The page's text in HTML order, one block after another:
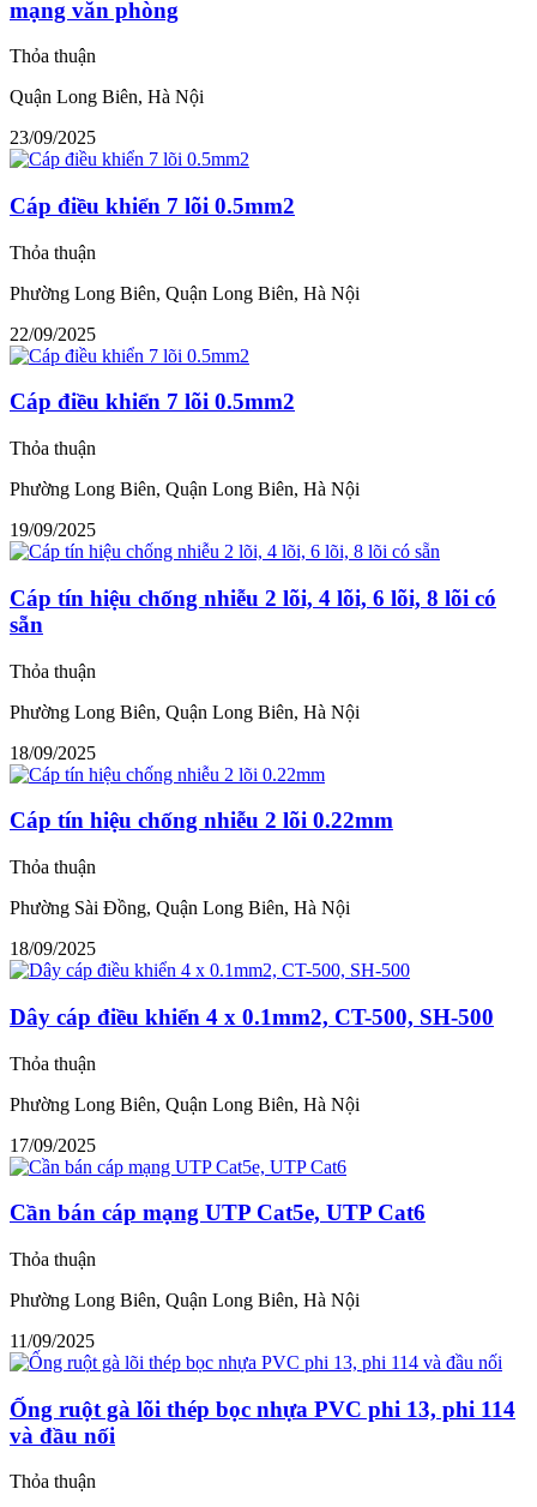
mạng văn phòng
Thỏa thuận
Quận Long Biên, Hà Nội
23/09/2025
Cáp điều khiển 7 lõi 0.5mm2
Thỏa thuận
Phường Long Biên, Quận Long Biên, Hà Nội
22/09/2025
Cáp điều khiển 7 lõi 0.5mm2
Thỏa thuận
Phường Long Biên, Quận Long Biên, Hà Nội
19/09/2025
Cáp tín hiệu chống nhiễu 2 lõi, 4 lõi, 6 lõi, 8 lõi có
sẵn
Thỏa thuận
Phường Long Biên, Quận Long Biên, Hà Nội
18/09/2025
Cáp tín hiệu chống nhiễu 2 lõi 0.22mm
Thỏa thuận
Phường Sài Đồng, Quận Long Biên, Hà Nội
18/09/2025
Dây cáp điều khiển 4 x 0.1mm2, CT-500, SH-500
Thỏa thuận
Phường Long Biên, Quận Long Biên, Hà Nội
17/09/2025
Cần bán cáp mạng UTP Cat5e, UTP Cat6
Thỏa thuận
Phường Long Biên, Quận Long Biên, Hà Nội
11/09/2025
Ống ruột gà lõi thép bọc nhựa PVC phi 13, phi 114
và đầu nối
Thỏa thuận